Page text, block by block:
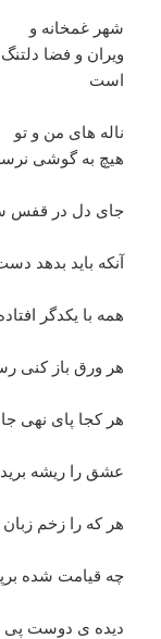
شهر غمخانه و
ويران و فضا دلتنگ
است
ناله های من و تو
هيچ به گوشی
جای دل در قفس
آنکه بايد بدهد
همه با يکدگر
هر ورق باز کنی
هر کجا پای نهی
عشق را ريشه
هر که را زخم
چه قيامت شده
ديده ی دوست پی